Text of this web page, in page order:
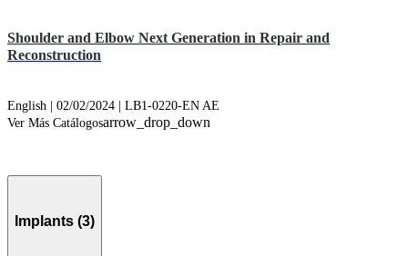
Shoulder and Elbow Next Generation in Repair and
Reconstruction
English | 02/02/2024 | LB1-0220-EN AE
Ver Más Catálogosarrow_drop_down
Implants (3)